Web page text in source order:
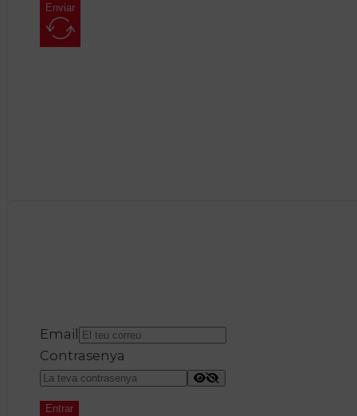
Enviar
Email
Contrasenya
Entrar